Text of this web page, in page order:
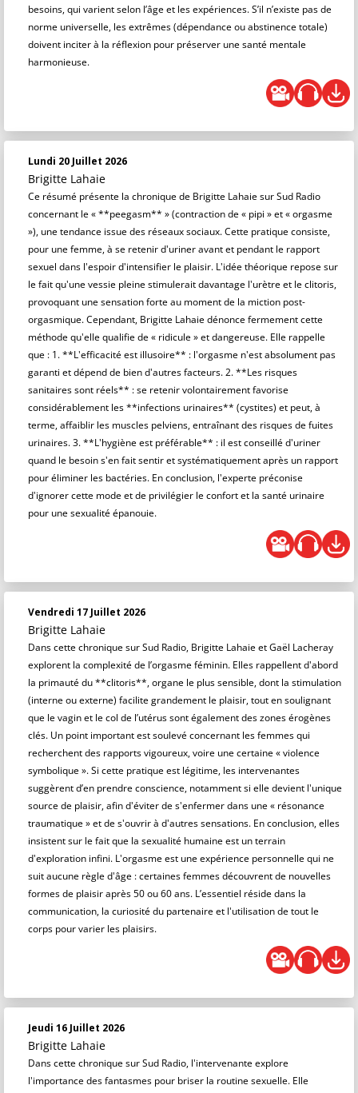
besoins, qui varient selon l’âge et les expériences. S’il n’existe pas de
norme universelle, les extrêmes (dépendance ou abstinence totale)
doivent inciter à la réflexion pour préserver une santé mentale
harmonieuse.
Lundi 20 Juillet 2026
Brigitte Lahaie
Ce résumé présente la chronique de Brigitte Lahaie sur Sud Radio
concernant le « **peegasm** » (contraction de « pipi » et « orgasme
»), une tendance issue des réseaux sociaux. Cette pratique consiste,
pour une femme, à se retenir d'uriner avant et pendant le rapport
sexuel dans l'espoir d'intensifier le plaisir. L'idée théorique repose sur
le fait qu'une vessie pleine stimulerait davantage l'urètre et le clitoris,
provoquant une sensation forte au moment de la miction post-
orgasmique. Cependant, Brigitte Lahaie dénonce fermement cette
méthode qu'elle qualifie de « ridicule » et dangereuse. Elle rappelle
que : 1. **L'efficacité est illusoire** : l'orgasme n'est absolument pas
garanti et dépend de bien d'autres facteurs. 2. **Les risques
sanitaires sont réels** : se retenir volontairement favorise
considérablement les **infections urinaires** (cystites) et peut, à
terme, affaiblir les muscles pelviens, entraînant des risques de fuites
urinaires. 3. **L'hygiène est préférable** : il est conseillé d'uriner
quand le besoin s'en fait sentir et systématiquement après un rapport
pour éliminer les bactéries. En conclusion, l'experte préconise
d'ignorer cette mode et de privilégier le confort et la santé urinaire
pour une sexualité épanouie.
Vendredi 17 Juillet 2026
Brigitte Lahaie
Dans cette chronique sur Sud Radio, Brigitte Lahaie et Gaël Lacheray
explorent la complexité de l’orgasme féminin. Elles rappellent d'abord
la primauté du **clitoris**, organe le plus sensible, dont la stimulation
(interne ou externe) facilite grandement le plaisir, tout en soulignant
que le vagin et le col de l’utérus sont également des zones érogènes
clés. Un point important est soulevé concernant les femmes qui
recherchent des rapports vigoureux, voire une certaine « violence
symbolique ». Si cette pratique est légitime, les intervenantes
suggèrent d’en prendre conscience, notamment si elle devient l'unique
source de plaisir, afin d'éviter de s'enfermer dans une « résonance
traumatique » et de s'ouvrir à d'autres sensations. En conclusion, elles
insistent sur le fait que la sexualité humaine est un terrain
d'exploration infini. L'orgasme est une expérience personnelle qui ne
suit aucune règle d'âge : certaines femmes découvrent de nouvelles
formes de plaisir après 50 ou 60 ans. L’essentiel réside dans la
communication, la curiosité du partenaire et l'utilisation de tout le
corps pour varier les plaisirs.
Jeudi 16 Juillet 2026
Brigitte Lahaie
Dans cette chronique sur Sud Radio, l'intervenante explore
l'importance des fantasmes pour briser la routine sexuelle. Elle